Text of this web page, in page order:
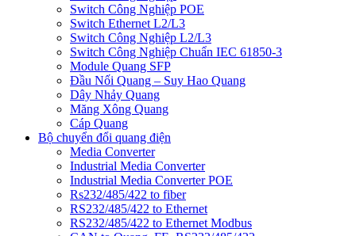
Switch Công Nghiệp POE
Switch Ethernet L2/L3
Switch Công Nghiệp L2/L3
Switch Công Nghiệp Chuẩn IEC 61850-3
Module Quang SFP
Đầu Nối Quang – Suy Hao Quang
Dây Nhảy Quang
Măng Xông Quang
Cáp Quang
Bộ chuyển đổi quang điện
Media Converter
Industrial Media Converter
Industrial Media Converter POE
Rs232/485/422 to fiber
RS232/485/422 to Ethernet
RS232/485/422 to Ethernet Modbus